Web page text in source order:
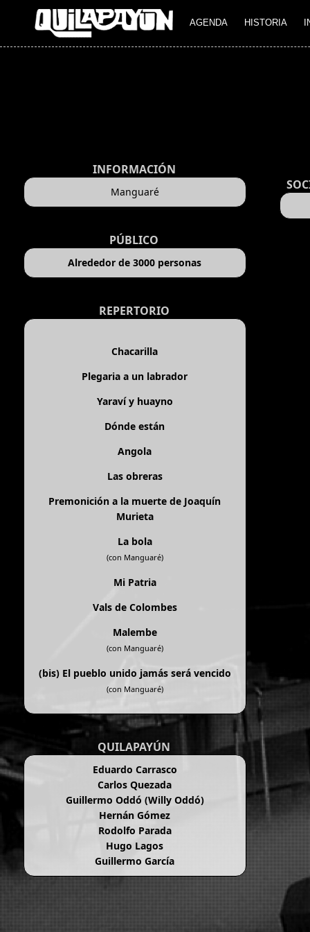
AGENDA HISTORIA
INFORMACIÓN
Manguaré
PÚBLICO
Alrededor de 3000 personas
REPERTORIO
Chacarilla
Plegaria a un labrador
Yaraví y huayno
Dónde están
Angola
Las obreras
Premonición a la muerte de Joaquín
Murieta
La bola
(con Manguaré)
Mi Patria
Vals de Colombes
Malembe
(con Manguaré)
(bis) El pueblo unido jamás será vencido
(con Manguaré)
QUILAPAYÚN
Eduardo Carrasco
Carlos Quezada
Guillermo Oddó (Willy Oddó)
Hernán Gómez
Rodolfo Parada
Hugo Lagos
Guillermo García